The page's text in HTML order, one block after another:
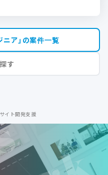
ニア」の案件一覧
す
イト開発支援